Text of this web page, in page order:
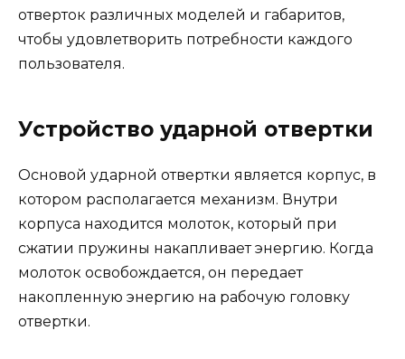
отверток различных моделей и габаритов,
чтобы удовлетворить потребности каждого
пользователя.
Устройство ударной отвертки
Основой ударной отвертки является корпус, в
котором располагается механизм. Внутри
корпуса находится молоток, который при
сжатии пружины накапливает энергию. Когда
молоток освобождается, он передает
накопленную энергию на рабочую головку
отвертки.